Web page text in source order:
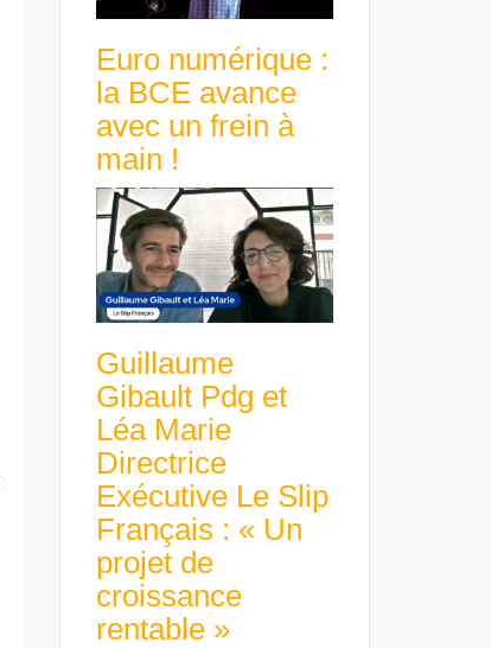
Euro numérique :
la BCE avance
avec un frein à
main !
Guillaume
Gibault Pdg et
Léa Marie
Directrice
Exécutive Le Slip
Français : « Un
projet de
croissance
rentable »